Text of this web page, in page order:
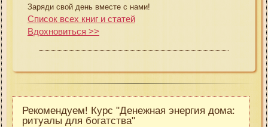
Заряди свой день вместе с нами!
Список всех книг и статей
Вдохновиться >>
Рекомендуем! Курс "Денежная энергия дома:
ритуалы для богатства"